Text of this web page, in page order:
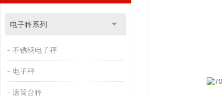
电子秤系列
不锈钢电子秤
电子秤
滚筒台秤